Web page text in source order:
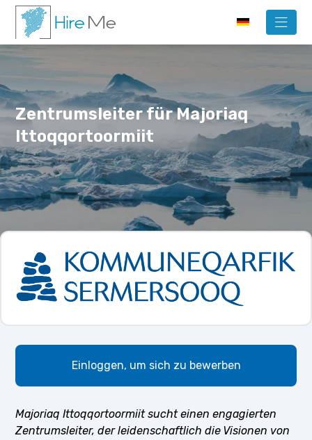
Zentrumsleiter für Majoriaq
Ittoqqortoormiit
Einloggen, um sich zu bewerben
Majoriaq Ittoqqortoormiit sucht einen engagierten
Zentrumsleiter, der leidenschaftlich die Visionen von